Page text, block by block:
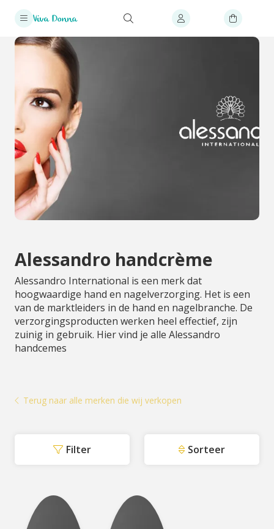
Alessandro handcrème
Alessandro International is een merk dat
hoogwaardige hand en nagelverzorging. Het is een
van de marktleiders in de hand en nagelbranche. De
verzorgingsproducten werken heel effectief, zijn
zuinig in gebruik. Hier vind je alle Alessandro
handcemes
Terug naar alle merken die wij verkopen
Filter Sorteer